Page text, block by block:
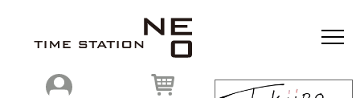
おすすめアイテム
ニュース＆トピック
時計を探す